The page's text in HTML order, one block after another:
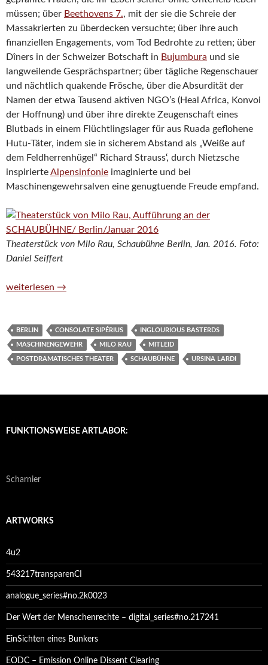
müssen; über Beethovens 7., mit der sie die Schreie der
Massakrierten zu überdecken versuchte; über ihre auch
finanziellen Engagements, vom Tod Bedrohte zu retten; über
Dîners in der Schweizer Botschaft in Bujumbura und sie
langweilende Gesprächspartner; über tägliche Regenschauer
und nächtlich quakende Frösche, über die Absurdität der
Namen der etwa Tausend aktiven NGO’s (Heal Africa, Konvoi
der Hoffnung) und über ihre direkte Zeugenschaft eines
Blutbads in einem Flüchtlingslager für aus Ruada geflohene
Hutu-Täter, indem sie in sicherem Abstand als „Weiße auf
dem Feldherrenhügel“ Richard Strauss‘, durch Nietzsche
inspirierteAlpensinfonie imaginierte und bei
Maschinengewehrsalven eine genugtuende Freude empfand.
Theaterstück von Milo Rau, Schaubühne Berlin, Jan. 2016. Foto:
Daniel Seiffert
Was der Völkermord in Ruanda mit Beethoven zu tun hat
weiterlesen →
BERLIN CONSOLATE SIPÉRIUS INGLOURIOUS BASTERDS
MASCHINENGEWEHR MILO RAU MITLEID
POSTDRAMATISCHES THEATER SCHAUBÜHNE URSINA LARDI
FUNKTIONSWEISE ARTLABOR:
Scharnier
ARTWORKS
4u2
543217transparenCI
analogue_series#no.2k0023
Der Wert der Menschenrechte – digital_series#no.217241
EinSichten eines Bunkers
EODC – Emission Online Dissent Clearing